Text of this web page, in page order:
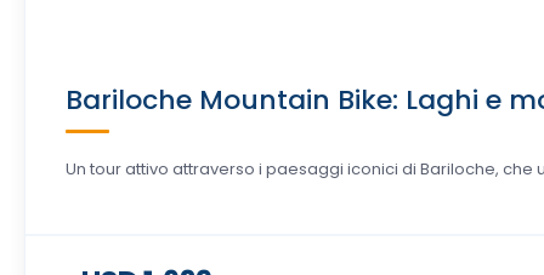
Bariloche Mountain Bike: Laghi e
Un tour attivo attraverso i paesaggi iconici di Bariloche, che